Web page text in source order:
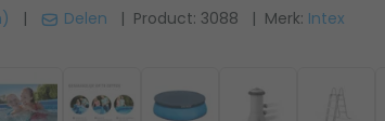
| Delen | Product: 3088 | Merk: Intex